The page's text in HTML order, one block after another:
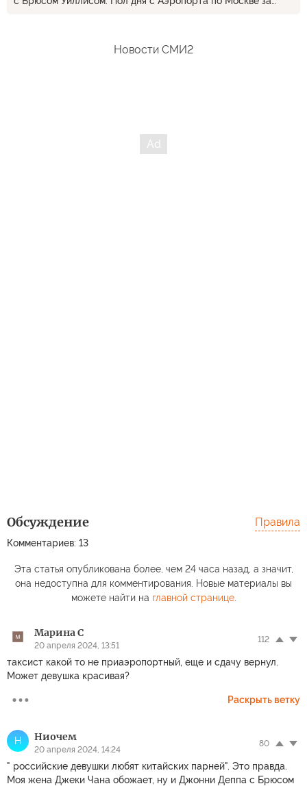
Новости СМИ2
Обсуждение
Комментариев: 13
Правила
Эта статья опубликована более, чем 24 часа назад, а значит,
она недоступна для комментирования. Новые материалы вы
можете найти на главной странице.
Марина С
20 апреля 2024, 13:51
112
таксист какой то не приаэропортный, еще и сдачу вернул.
Может девушка красивая?
Раскрыть ветку
Н Ниочем
20 апреля 2024, 14:24
80
" российские девушки любят китайских парней". Это правда.
Моя жена Джеки Чана обожает, ну и Джонни Деппа с Брюсом